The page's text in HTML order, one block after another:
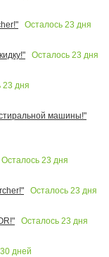
Осталось 23 дня
Осталось 23 дня
23 дня
машины!"
Осталось 23 дня
Осталось 23 дня
Осталось 23 дня
30 дней